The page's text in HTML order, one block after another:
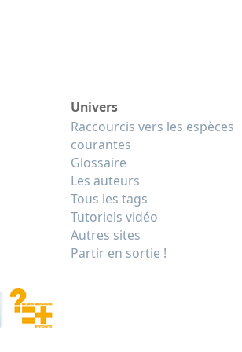
Univers
Raccourcis vers les espèces
courantes
Glossaire
Les auteurs
Tous les tags
Tutoriels vidéo
Autres sites
Partir en sortie !